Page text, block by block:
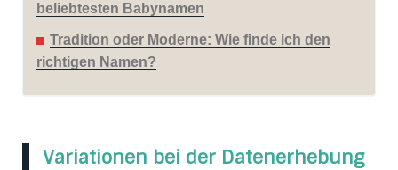
beliebtesten Babynamen
Tradition oder Moderne: Wie finde ich den
richtigen Namen?
Variationen bei der Datenerhebung